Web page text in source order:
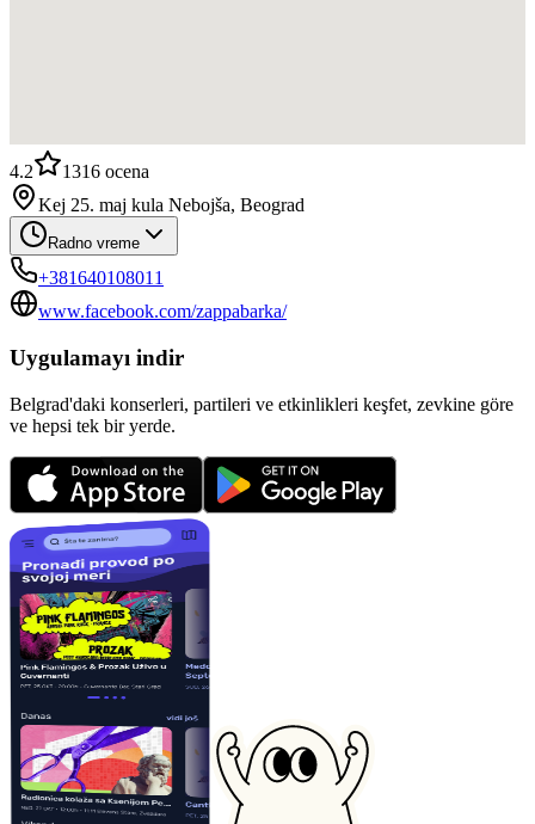
4.2 1316 ocena
Kej 25. maj kula Nebojša, Beograd
Radno vreme
+381640108011
www.facebook.com/zappabarka/
Uygulamayı indir
Belgrad'daki konserleri, partileri ve etkinlikleri keşfet, zevkine göre
ve hepsi tek bir yerde.